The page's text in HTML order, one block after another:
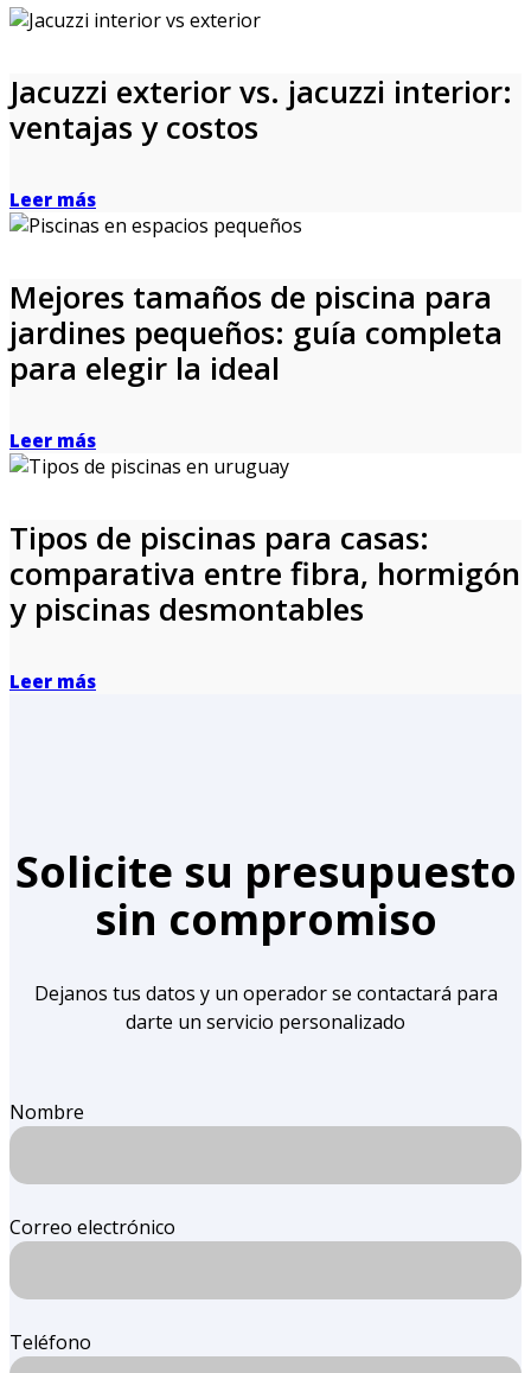
Jacuzzi exterior vs. jacuzzi interior:
ventajas y costos
Leer más
Mejores tamaños de piscina para
jardines pequeños: guía completa
para elegir la ideal
Leer más
Tipos de piscinas para casas:
comparativa entre fibra, hormigón
y piscinas desmontables
Leer más
Solicite su presupuesto
sin compromiso
Dejanos tus datos y un operador se contactará para
darte un servicio personalizado
Nombre
Correo electrónico
Teléfono